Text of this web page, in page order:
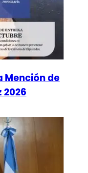
Mención de
2026